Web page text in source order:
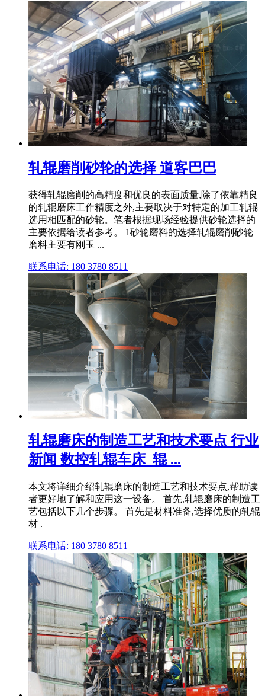
轧辊磨削砂轮的选择 道客巴巴
获得轧辊磨削的高精度和优良的表面质量,除了依靠精良
的轧辊磨床工作精度之外,主要取决于对特定的加工轧辊
选用相匹配的砂轮。笔者根据现场经验提供砂轮选择的
主要依据给读者参考。 1砂轮磨料的选择轧辊磨削砂轮
磨料主要有刚玉 ...
联系电话: 180 3780 8511
轧辊磨床的制造工艺和技术要点 行业
新闻 数控轧辊车床_辊 ...
本文将详细介绍轧辊磨床的制造工艺和技术要点,帮助读
者更好地了解和应用这一设备。 首先,轧辊磨床的制造工
艺包括以下几个步骤。 首先是材料准备,选择优质的轧辊
材 .
联系电话: 180 3780 8511